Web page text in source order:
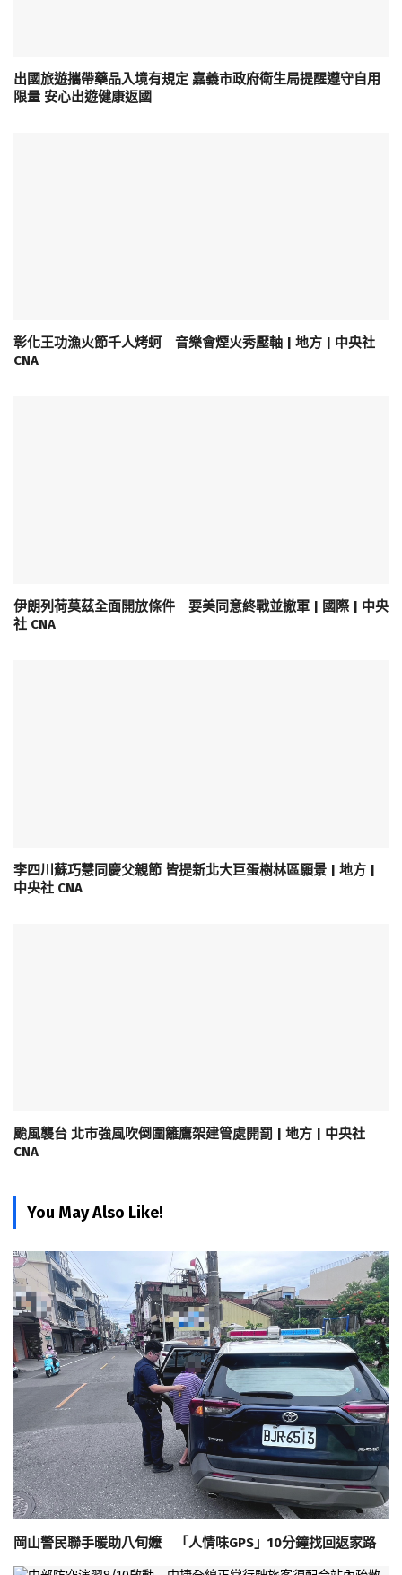
出國旅遊攜帶藥品入境有規定 嘉義市政府衛生局提醒遵守自用
限量 安心出遊健康返國
彰化王功漁火節千人烤蚵 音樂會煙火秀壓軸 | 地方 | 中央社
CNA
伊朗列荷莫茲全面開放條件 要美同意終戰並撤軍 | 國際 | 中央
社 CNA
李四川蘇巧慧同慶父親節 皆提新北大巨蛋樹林區願景 | 地方 |
中央社 CNA
颱風襲台 北市強風吹倒圍籬鷹架建管處開罰 | 地方 | 中央社
CNA
You May Also Like!
岡山警民聯手暖助八旬嬤 「人情味GPS」10分鐘找回返家路